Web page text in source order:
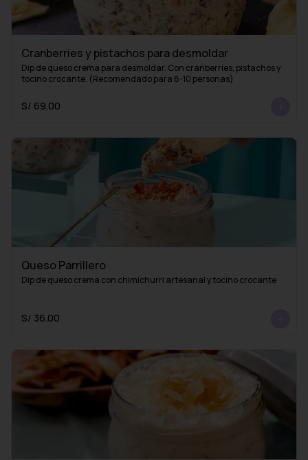
Cranberries y pistachos para desmoldar
Dip de queso crema para desmoldar. Con cranberries, pistachos y
tocino crocante. (Recomendado para 8-10 personas)
S/ 69.00
Queso Parrillero
Dip de queso crema con chimichurri artesanal y tocino crocante
S/ 36.00